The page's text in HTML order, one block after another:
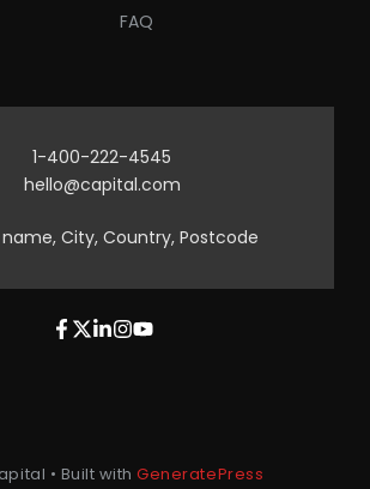
FAQ
1-400-222-4545
hello@capital.com
City, Country, Postcode
• Built withGeneratePress